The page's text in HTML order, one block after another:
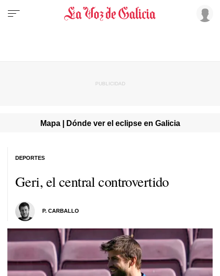
Mapa | Dónde ver el eclipse en Galicia
Geri, el central controvertido
P. CARBALLO
DEPORTES